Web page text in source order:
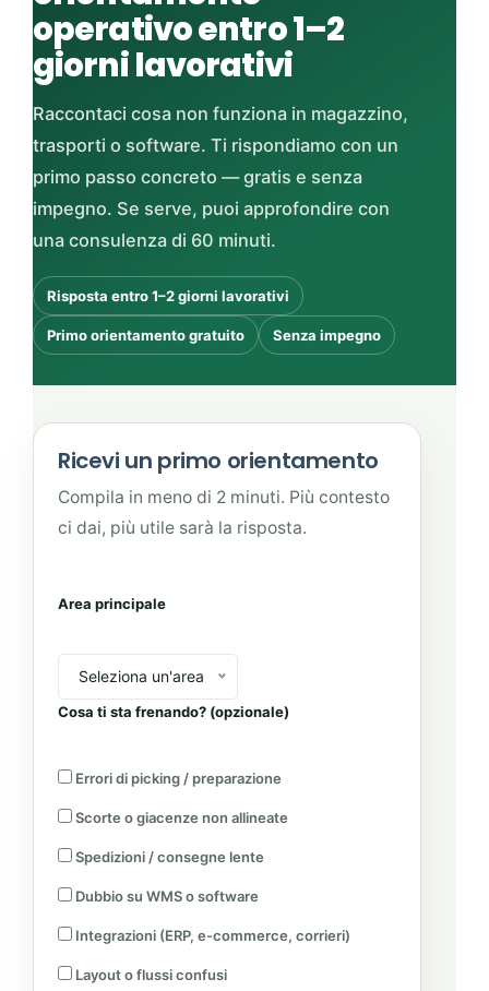
operativo entro 1–2
giorni lavorativi
Raccontaci cosa non funziona in magazzino,
trasporti o software. Ti rispondiamo con un
primo passo concreto — gratis e senza
impegno. Se serve, puoi approfondire con
una consulenza di 60 minuti.
Risposta entro 1–2 giorni lavorativi
Primo orientamento gratuito Senza impegno
Ricevi un primo orientamento
Compila in meno di 2 minuti. Più contesto
ci dai, più utile sarà la risposta.
Area principale
Seleziona un'area
Cosa ti sta frenando? (opzionale)
Errori di picking / preparazione
Scorte o giacenze non allineate
Spedizioni / consegne lente
Dubbio su WMS o software
Integrazioni (ERP, e-commerce, corrieri)
Layout o flussi confusi